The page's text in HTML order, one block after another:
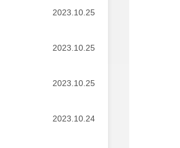
2023.10.25
2023.10.25
2023.10.25
2023.10.24